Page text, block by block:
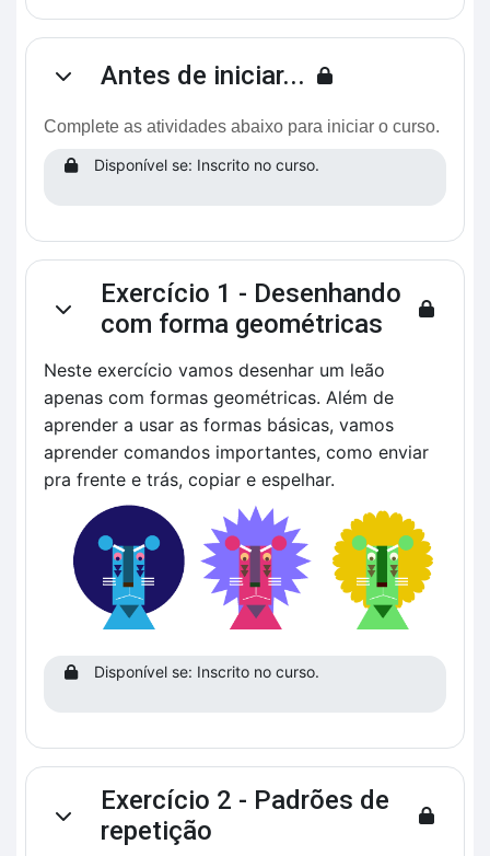
ContrairAntes de iniciar...
Complete as atividades abaixo para iniciar o curso.
Disponível se: Inscrito no curso.
Contrair
Exercício 1 - Desenhando
com forma geométricas
Neste exercício vamos desenhar um leão
apenas com formas geométricas. Além de
aprender a usar as formas básicas, vamos
aprender comandos importantes, como enviar
pra frente e trás, copiar e espelhar.
Disponível se: Inscrito no curso.
Contrair
Exercício 2 - Padrões de
repetição